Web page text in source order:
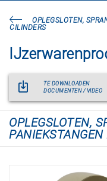
OPLEGSLOTEN,
CILINDERS
TE DOWNLOADEN
DOCUMENTEN / VIDEO
OPLEGSLOTEN,